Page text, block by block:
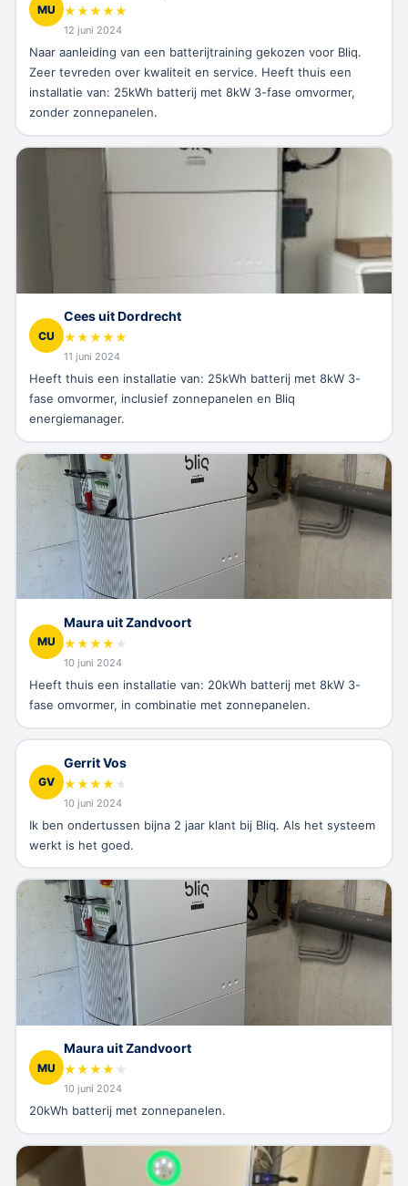
MU ★★★★★
12 juni 2024
Naar aanleiding van een batterijtraining gekozen voor Bliq.
Zeer tevreden over kwaliteit en service. Heeft thuis een
installatie van: 25kWh batterij met 8kW 3-fase omvormer,
zonder zonnepanelen.
CU
Cees uit Dordrecht
★★★★★
11 juni 2024
Heeft thuis een installatie van: 25kWh batterij met 8kW 3-
fase omvormer, inclusief zonnepanelen en Bliq
energiemanager.
MU
Maura uit Zandvoort
★★★★ ★
10 juni 2024
Heeft thuis een installatie van: 20kWh batterij met 8kW 3-
fase omvormer, in combinatie met zonnepanelen.
GV
Gerrit Vos
★★★★ ★
10 juni 2024
Ik ben ondertussen bijna 2 jaar klant bij Bliq. Als het systeem
werkt is het goed.
MU
Maura uit Zandvoort
★★★★ ★
10 juni 2024
20kWh batterij met zonnepanelen.